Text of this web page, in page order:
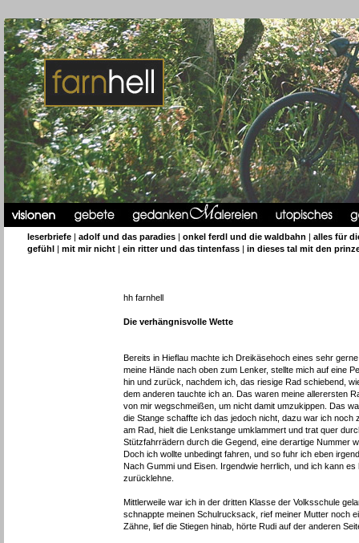
leserbriefe |adolf und das paradies |onkel ferdl und die waldbahn |alles für
gefühl |mit mir nicht |ein ritter und das tintenfass |in dieses tal mit den
hh farnhell
Die verhängnisvolle Wette
Bereits in Hieflau machte ich Dreikäsehoch eines sehr
meine Hände nach oben zum Lenker, stellte mich auf eine
hin und zurück, nachdem ich, das riesige Rad schiebend,
dem anderen tauchte ich an. Das waren meine allerersten
von mir wegschmeißen, um nicht damit umzukippen. Das
die Stange schaffte ich das jedoch nicht, dazu war ich
am Rad, hielt die Lenkstange umklammert und trat quer
Stützfahrrädern durch die Gegend, eine derartige Nummer
Doch ich wollte unbedingt fahren, und so fuhr ich eben
Nach Gummi und Eisen. Irgendwie herrlich, und ich kann
zurücklehne.
Mittlerweile war ich in der dritten Klasse der Volksschule
schnappte meinen Schulrucksack, rief meiner Mutter noch
Zähne, lief die Stiegen hinab, hörte Rudi auf der anderen